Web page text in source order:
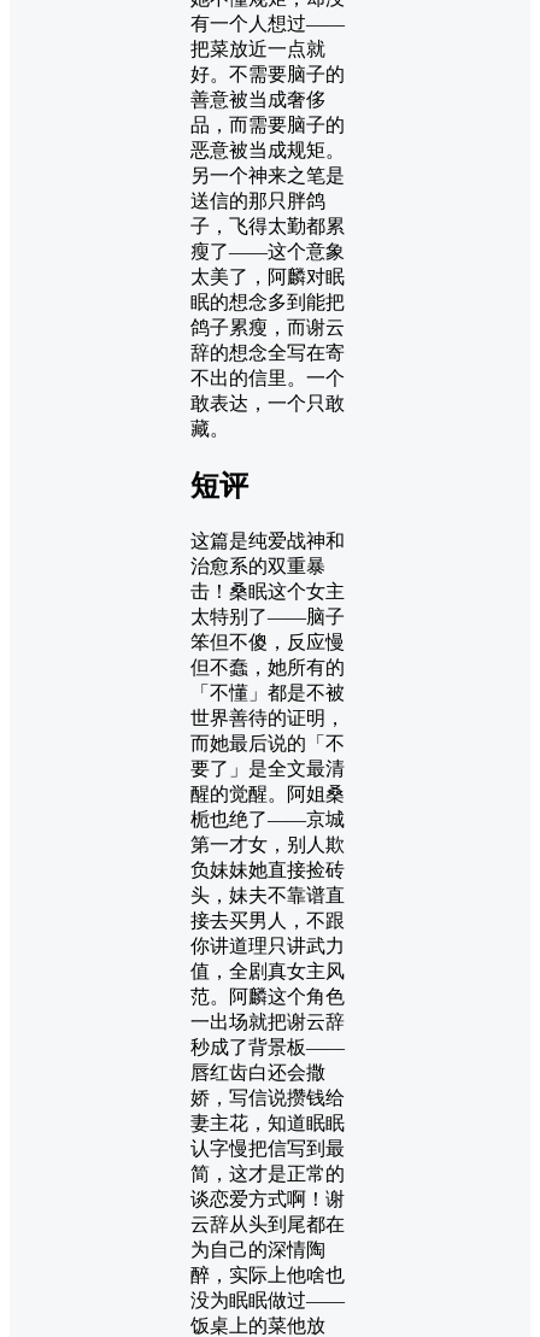
有一个人想过——
把菜放近一点就
好。不需要脑子的
善意被当成奢侈
品，而需要脑子的
恶意被当成规矩。
另一个神来之笔是
送信的那只胖鸽
子，飞得太勤都累
瘦了——这个意象
太美了，阿麟对眠
眠的想念多到能把
鸽子累瘦，而谢云
辞的想念全写在寄
不出的信里。一个
敢表达，一个只敢
藏。
短评
这篇是纯爱战神和
治愈系的双重暴
击！桑眠这个女主
太特别了——脑子
笨但不傻，反应慢
但不蠢，她所有的
「不懂」都是不被
世界善待的证明，
而她最后说的「不
要了」是全文最清
醒的觉醒。阿姐桑
栀也绝了——京城
第一才女，别人欺
负妹妹她直接捡砖
头，妹夫不靠谱直
接去买男人，不跟
你讲道理只讲武力
值，全剧真女主风
范。阿麟这个角色
一出场就把谢云辞
秒成了背景板——
唇红齿白还会撒
娇，写信说攒钱给
妻主花，知道眠眠
认字慢把信写到最
简，这才是正常的
谈恋爱方式啊！谢
云辞从头到尾都在
为自己的深情陶
醉，实际上他啥也
没为眠眠做过——
饭桌上的菜他放